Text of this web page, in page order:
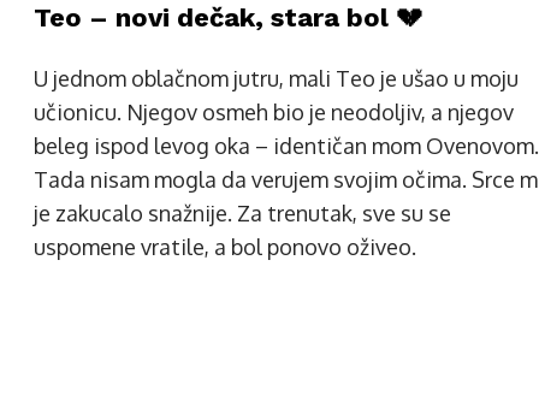
Teo – novi dečak, stara bol 💔
U jednom oblačnom jutru, mali Teo je ušao u moju
učionicu. Njegov osmeh bio je neodoljiv, a njegov
beleg ispod levog oka – identičan mom Ovenovom.
Tada nisam mogla da verujem svojim očima. Srce
je zakucalo snažnije. Za trenutak, sve su se
uspomene vratile, a bol ponovo oživeo.